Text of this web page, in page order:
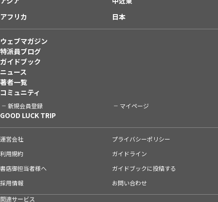
アフリカ
日本
ウェブマガジン
特派員ブログ
ガイドブック
ニュース
著者一覧
コミュニティ
新規会員登録 マイページ
GOOD LUCK TRIP
運営会社
プライバシーポリシー
利用規約
ガイドライン
書店御担当者様へ
ガイドブックに投稿する
採用情報
お問い合わせ
関連サービス